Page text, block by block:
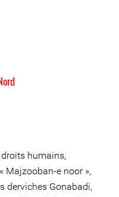
humains,
Majzooban-e noor »,
derviches Gonabadi,